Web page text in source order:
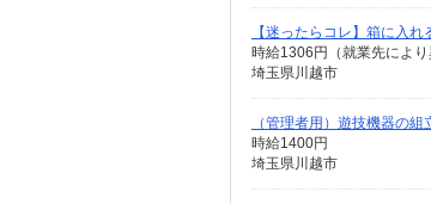
【迷ったらコレ】箱に入
時給1306円（就業先により
埼玉県川越市
（管理者用）遊技機器の
時給1400円
埼玉県川越市